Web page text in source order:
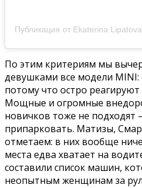
Публикация от Ekaterina
По этим критериям мы
девушками все модели
потому что остро
Мощные и огромные
новичков тоже не подходят
припарковать. Матизы,
отметаем: в них вообще
места едва хватает на
составили список машин,
неопытным женщинам за